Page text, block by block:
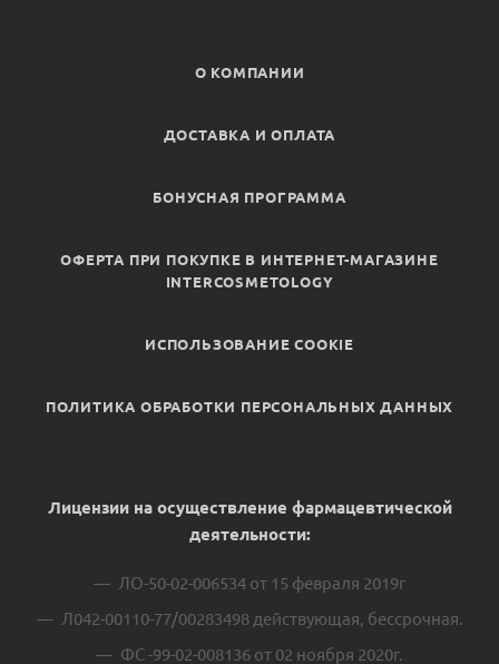
О КОМПАНИИ
ДОСТАВКА И ОПЛАТА
БОНУСНАЯ ПРОГРАММА
ОФЕРТА ПРИ ПОКУПКЕ В ИНТЕРНЕТ-МАГАЗИНЕ
INTERCOSMETOLOGY
ИСПОЛЬЗОВАНИЕ COOKIE
ПОЛИТИКА ОБРАБОТКИ ПЕРСОНАЛЬНЫХ ДАННЫХ
Лицензии на осуществление фармацевтической
деятельности:
ЛО-50-02-006534 от 15 февраля 2019г
Л042-00110-77/00283498 действующая, бессрочная.
ФС -99-02-008136 от 02 ноября 2020г.